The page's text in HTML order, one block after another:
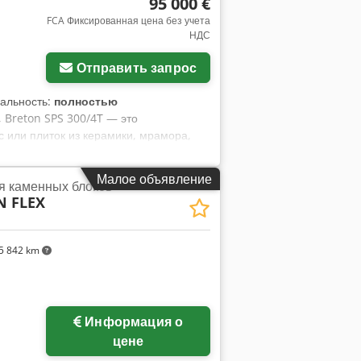
FCA Фиксированная цена без учета
НДС
Отправить запрос
полностью
Breton SPS 300/4T — это
или плиток из керамики, мрамора,
Малое объявление
842 km
каменных блоков
FLEX
цене